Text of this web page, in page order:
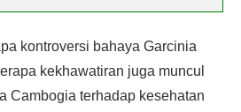
kontroversi bahaya Garcinia
kekhawatiran juga muncul
Cambogia terhadap kesehatan